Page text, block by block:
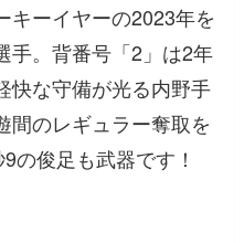
キーイヤーの2023年を
手。背番号「2」は2年
快な守備が光る内野手
間のレギュラー奪取を
の俊足も武器です！